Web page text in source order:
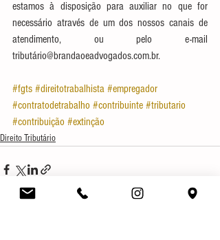
estamos à disposição para auxiliar no que for
necessário através de um dos nossos canais de
atendimento, ou pelo e-mail
tributário@brandaoeadvogados.com.br.
#fgts #direitotrabalhista #empregador
#contratodetrabalho #contribuinte #tributario
#contribuição #extinção
Direito Tributário